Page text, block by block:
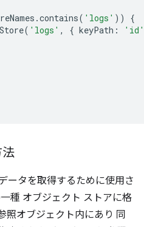
.contains( 'logs' ))
{
( 'logs' , { keyPath :
'id'
ータを取得するために使用さ
種 オブジェクト ストアに格
照オブジェクト内にあり 同